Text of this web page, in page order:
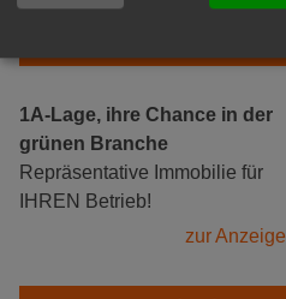
1A-Lage, ihre Chance in der
grünen Branche
Repräsentative Immobilie für
IHREN Betrieb!
zur Anzeige